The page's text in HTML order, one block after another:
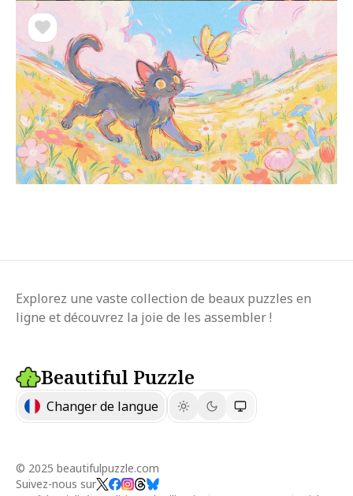
Explorez une vaste collection de beaux puzzles en
ligne et découvrez la joie de les assembler !
Beautiful Puzzle
Changer de langue
© 2025 beautifulpuzzle.com
Suivez-nous sur